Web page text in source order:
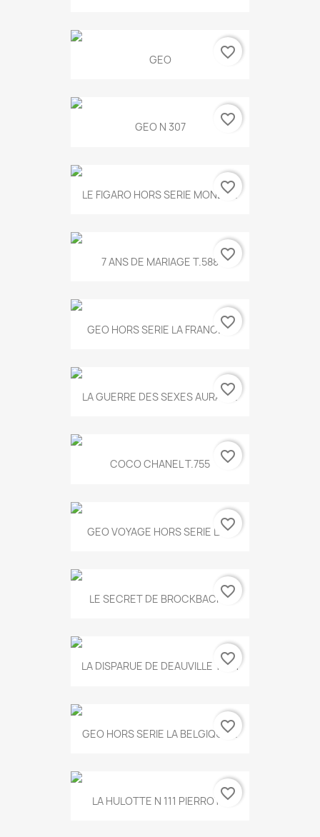
GEO favorite_border
GEO N 307 favorite_border
LE FIGARO HORS SERIE MONET...
favorite_border
7 ANS DE MARIAGE T.588 favorite_border
GEO HORS SERIE LA FRANCE...
favorite_border
LA GUERRE DES SEXES AURA T...
favorite_border
COCO CHANEL T.755 favorite_border
GEO VOYAGE HORS SERIE LA...
favorite_border
LE SECRET DE BROCKBACK...
favorite_border
LA DISPARUE DE DEAUVILLE T.551
favorite_border
GEO HORS SERIE LA BELGIQUE...
favorite_border
LA HULOTTE N 111 PIERROT...favorite_border